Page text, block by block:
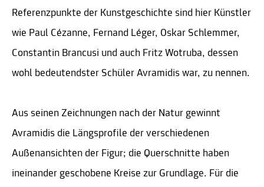
Referenzpunkte der Kunstgeschichte sind hier Künstler
wie Paul Cézanne, Fernand Léger, Oskar Schlemmer,
Constantin Brancusi und auch Fritz Wotruba, dessen
wohl bedeutendster Schüler Avramidis war, zu nennen.
Aus seinen Zeichnungen nach der Natur gewinnt
Avramidis die Längsprofile der verschiedenen
Außenansichten der Figur; die Querschnitte haben
ineinander geschobene Kreise zur Grundlage. Für die